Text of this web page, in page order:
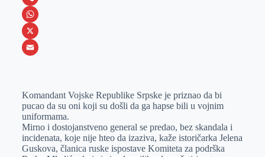
e
b
o
s
s
e
e
r
i
n
k
I
n
V
i
b
W
h
s
A
p
p
X
a
i
l
Komandant Vojske Republike Srpske je priznao da bi
pucao da su oni koji su došli da ga hapse bili u vojnim
uniformama.
Mirno i dostojanstveno general se predao, bez skandala i
incidenata, koje nije hteo da izaziva, kaže istoričarka Jelena
Guskova, članica ruske ispostave Komiteta za podrška